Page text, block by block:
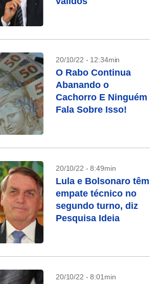
20/10/22 - 12:34min
O Rabo Continua
Abanando o
Cachorro E Ninguém
Fala Sobre Isso!
20/10/22 - 8:49min
Lula e Bolsonaro têm
empate técnico no
segundo turno, diz
Pesquisa Ideia
20/10/22 - 8:01min